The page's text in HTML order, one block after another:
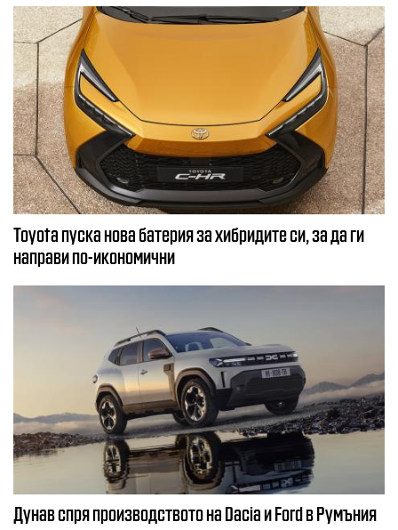
Toyota пуска нова батерия за хибридите си, за да ги
направи по-икономични
Дунав спря производството на Dacia и Ford в Румъния